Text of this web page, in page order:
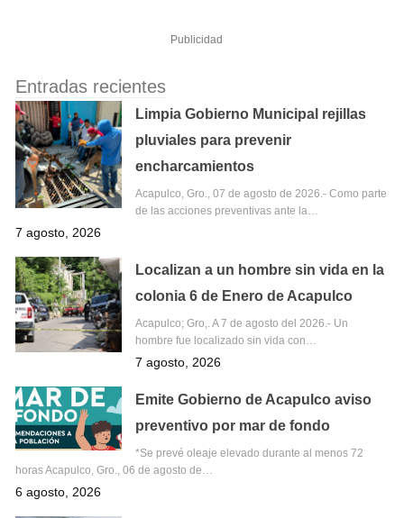
Publicidad
Entradas recientes
Limpia Gobierno Municipal rejillas
pluviales para prevenir
encharcamientos
Acapulco, Gro., 07 de agosto de 2026.- Como parte
de las acciones preventivas ante la…
7 agosto, 2026
Localizan a un hombre sin vida en la
colonia 6 de Enero de Acapulco
Acapulco; Gro,. A 7 de agosto del 2026.- Un
hombre fue localizado sin vida con…
7 agosto, 2026
Emite Gobierno de Acapulco aviso
preventivo por mar de fondo
*Se prevé oleaje elevado durante al menos 72
horas Acapulco, Gro., 06 de agosto de…
6 agosto, 2026